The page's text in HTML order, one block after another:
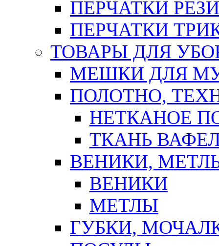
ПЕРЧАТКИ
ПЕРЧАТКИ
ТОВАРЫ ДЛЯ
МЕШКИ ДЛЯ
ПОЛОТНО,
НЕТКАНОЕ
ТКАНЬ
ВЕНИКИ,
ВЕНИКИ
МЕТЛЫ
ГУБКИ,